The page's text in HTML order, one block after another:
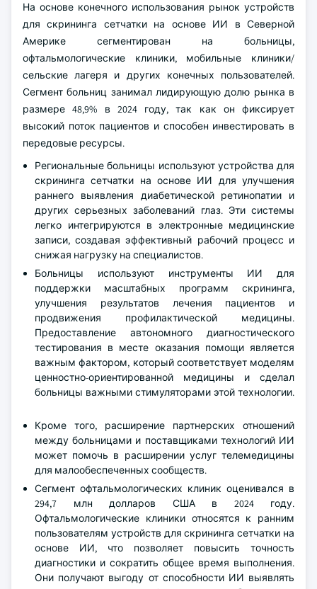
На основе конечного использования рынок устройств
для скрининга сетчатки на основе ИИ в Северной
Америке сегментирован на больницы,
офтальмологические клиники, мобильные клиники/
сельские лагеря и других конечных пользователей.
Сегмент больниц занимал лидирующую долю рынка в
размере 48,9% в 2024 году, так как он фиксирует
высокий поток пациентов и способен инвестировать в
передовые ресурсы.
Региональные больницы используют устройства для
скрининга сетчатки на основе ИИ для улучшения
раннего выявления диабетической ретинопатии и
других серьезных заболеваний глаз. Эти системы
легко интегрируются в электронные медицинские
записи, создавая эффективный рабочий процесс и
снижая нагрузку на специалистов.
Больницы используют инструменты ИИ для
поддержки масштабных программ скрининга,
улучшения результатов лечения пациентов и
продвижения профилактической медицины.
Предоставление автономного диагностического
тестирования в месте оказания помощи является
важным фактором, который соответствует моделям
ценностно-ориентированной медицины и сделал
больницы важными стимуляторами этой технологии.
Кроме того, расширение партнерских отношений
между больницами и поставщиками технологий ИИ
может помочь в расширении услуг телемедицины
для малообеспеченных сообществ.
Сегмент офтальмологических клиник оценивался в
294,7 млн долларов США в 2024 году.
Офтальмологические клиники относятся к ранним
пользователям устройств для скрининга сетчатки на
основе ИИ, что позволяет повысить точность
диагностики и сократить общее время выполнения.
Они получают выгоду от способности ИИ выявлять